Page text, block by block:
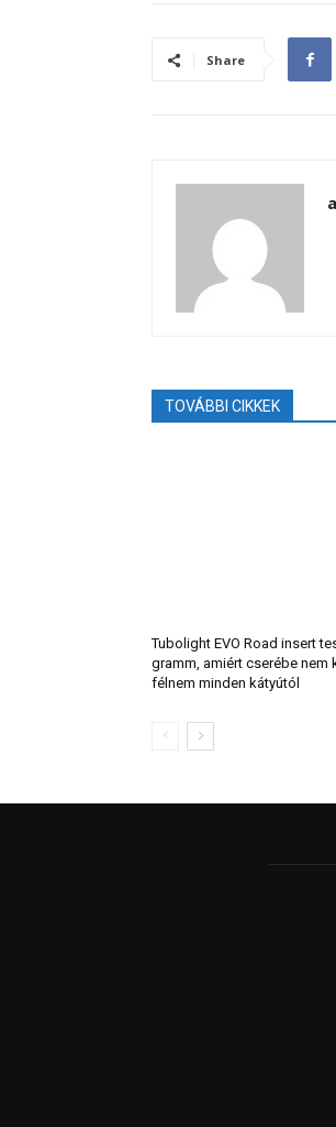
Share
TOVÁBBI CIKKEK
Tubolight EVO Road insert
gramm, amiért cserébe nem
félnem minden kátyútól